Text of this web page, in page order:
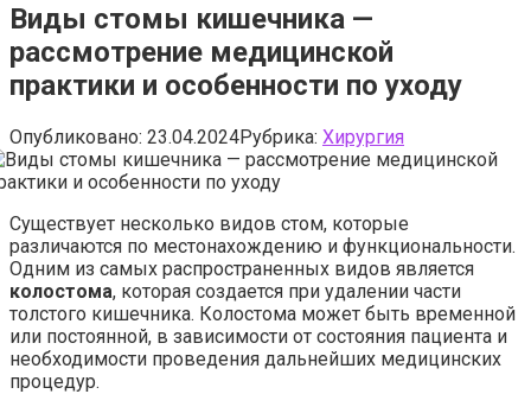
Виды стомы кишечника —
рассмотрение медицинской
практики и особенности по уходу
Опубликовано: 23.04.2024Рубрика: Хирургия
Существует несколько видов стом, которые
различаются по местонахождению и функциональности.
Одним из самых распространенных видов является
колостома, которая создается при удалении части
толстого кишечника. Колостома может быть временной
или постоянной, в зависимости от состояния пациента и
необходимости проведения дальнейших медицинских
процедур.